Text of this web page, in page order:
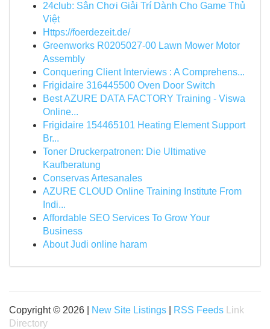
24club: Sân Chơi Giải Trí Dành Cho Game Thủ
Việt
Https://foerdezeit.de/
Greenworks R0205027-00 Lawn Mower Motor
Assembly
Conquering Client Interviews : A Comprehens...
Frigidaire 316445500 Oven Door Switch
Best AZURE DATA FACTORY Training - Viswa
Online...
Frigidaire 154465101 Heating Element Support
Br...
Toner Druckerpatronen: Die Ultimative
Kaufberatung
Conservas Artesanales
AZURE CLOUD Online Training Institute From
Indi...
Affordable SEO Services To Grow Your
Business
About Judi online haram
Copyright © 2026 | New Site Listings RSS Feeds
Link
Directory